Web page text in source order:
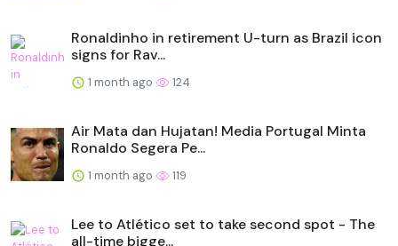
Ronaldinho in retirement U-turn as Brazil icon
signs for Rav...
1 month ago 124
Air Mata dan Hujatan! Media Portugal Minta
Ronaldo Segera Pe...
1 month ago 119
Lee to Atlético set to take second spot - The
all-time bigge...